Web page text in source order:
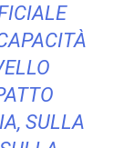
SULLA